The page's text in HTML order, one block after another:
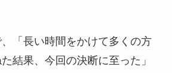
「長い時間をかけて多くの方
結果、今回の決断に至った」